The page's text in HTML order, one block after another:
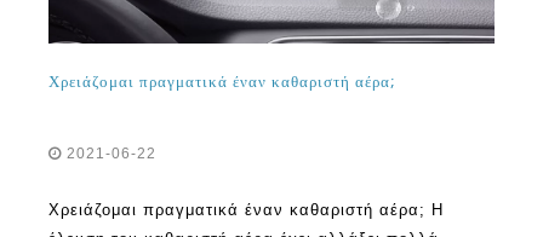
Χρειάζομαι πραγματικά έναν καθαριστή αέρα;
2021-06-22
Χρειάζομαι πραγματικά έναν καθαριστή αέρα; Η